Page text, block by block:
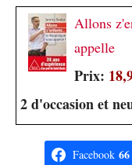
Allons
appelle
Prix:
2 d'occasion et
Facebook 66